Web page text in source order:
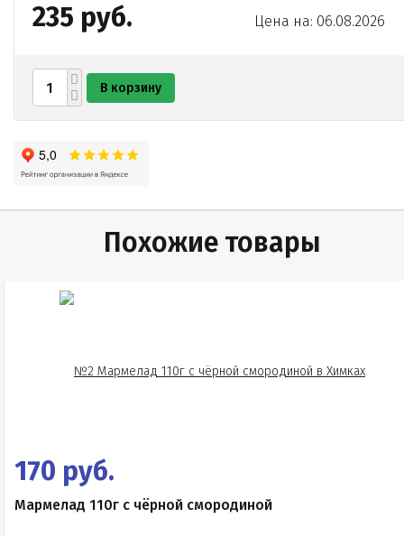
235 руб. Цена на: 06.08.2026
В корзину
Похожие товары
170 руб.
Мармелад 110г с чёрной смородиной